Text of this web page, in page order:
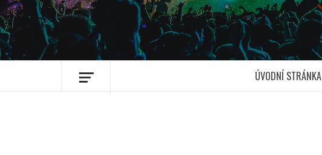
ÚVODNÍ STRÁNKA